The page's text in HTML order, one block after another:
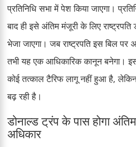
प्रतिनिधि सभा में पेश किया जाएगा।
बाद ही इसे अंतिम मंजूरी के लिए
भेजा जाएगा। जब राष्ट्रपति इस बिल पर
तभी यह एक आधिकारिक कानून बनेगा।
कोई तत्काल टैरिफ लागू नहीं हुआ है,
बढ़ रही है।
डोनाल्ड ट्रंप के पास होगा
अधिकार